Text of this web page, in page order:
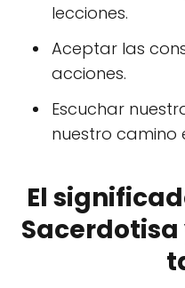
lecciones.
Aceptar las
acciones.
Escuchar
nuestro camino
El
Sacerdotisa